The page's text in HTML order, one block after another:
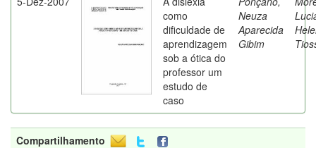
como
dificuldade de
aprendizagem
sob a ótica do
professor um
estudo de
caso
Neuza
Aparecida
Gibim
Compartilhamento